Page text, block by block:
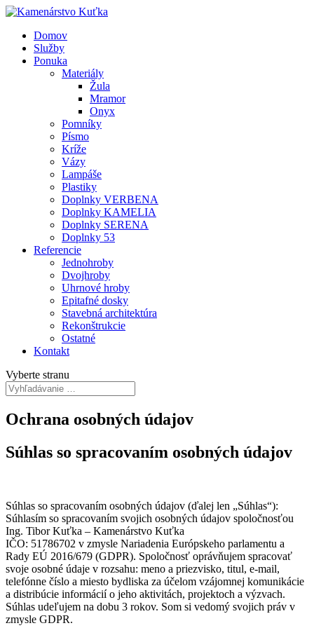
Domov
Služby
Ponuka
Materiály
Žula
Mramor
Onyx
Pomníky
Písmo
Kríže
Vázy
Lampáše
Plastiky
Doplnky VERBENA
Doplnky KAMELIA
Doplnky SERENA
Doplnky 53
Referencie
Jednohroby
Dvojhroby
Uhrnové hroby
Epitafné dosky
Stavebná architektúra
Rekonštrukcie
Ostatné
Kontakt
Vyberte stranu
Ochrana osobných údajov
Súhlas so spracovaním osobných údajov
Súhlas so spracovaním osobných údajov (ďalej len „Súhlas“):
Súhlasím so spracovaním svojich osobných údajov spoločnosťou
Ing. Tibor Kuťka – Kamenárstvo Kuťka
IČO: 51786702 v zmysle Nariadenia Európskeho parlamentu a
Rady EÚ 2016/679 (GDPR). Spoločnosť oprávňujem spracovať
svoje osobné údaje v rozsahu: meno a priezvisko, titul, e-mail,
telefónne číslo a miesto bydliska za účelom vzájomnej komunikácie
a distribúcie informácií o jeho aktivitách, projektoch a výzvach.
Súhlas udeľujem na dobu 3 rokov. Som si vedomý svojich práv v
zmysle GDPR.